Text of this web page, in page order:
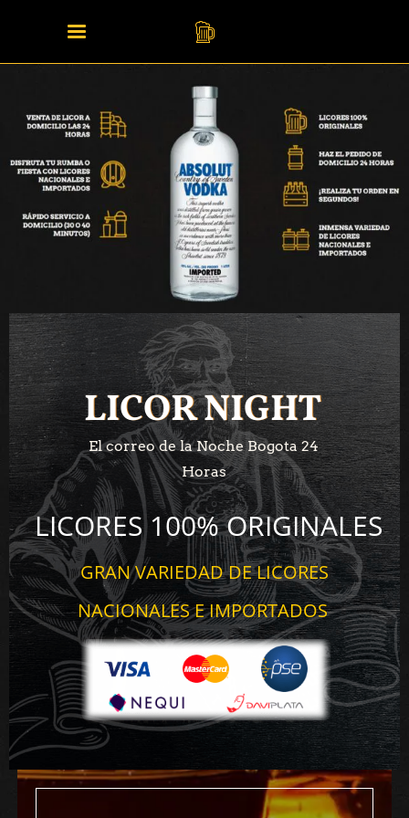
LICOR NIGHT
LICOR NIGHT
El correo de la Noche Bogota 24
Horas
LICORES 100% ORIGINALES
GRAN VARIEDAD DE LICORES
NACIONALES E IMPORTADOS